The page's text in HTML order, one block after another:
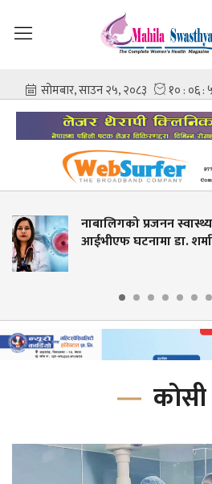
नाबालिगको प्रजनन
आईभीएफ घटनामा डा.
काेसी